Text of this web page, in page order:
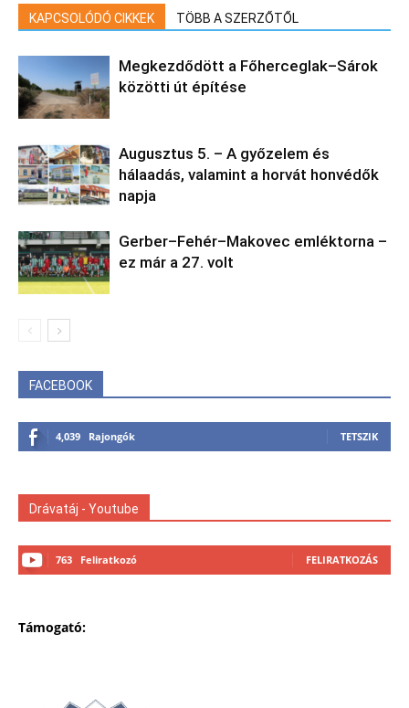
KAPCSOLÓDÓ CIKKEK TÖBB A SZERZŐTŐL
Megkezdődött a Főherceglak–Sárok
közötti út építése
Augusztus 5. – A győzelem és
hálaadás, valamint a horvát honvédők
napja
Gerber–Fehér–Makovec emléktorna –
ez már a 27. volt
FACEBOOK
4,039 Rajongók TETSZIK
Drávatáj - Youtube
763 Feliratkozó FELIRATKOZÁS
Támogató: